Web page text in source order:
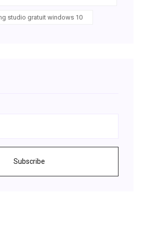
studio gratuit windows 10
Subscribe